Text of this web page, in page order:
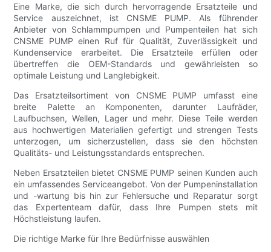
Eine Marke, die sich durch hervorragende Ersatzteile und
Service auszeichnet, ist CNSME PUMP. Als führender
Anbieter von Schlammpumpen und Pumpenteilen hat sich
CNSME PUMP einen Ruf für Qualität, Zuverlässigkeit und
Kundenservice erarbeitet. Die Ersatzteile erfüllen oder
übertreffen die OEM-Standards und gewährleisten so
optimale Leistung und Langlebigkeit.
Das Ersatzteilsortiment von CNSME PUMP umfasst eine
breite Palette an Komponenten, darunter Laufräder,
Laufbuchsen, Wellen, Lager und mehr. Diese Teile werden
aus hochwertigen Materialien gefertigt und strengen Tests
unterzogen, um sicherzustellen, dass sie den höchsten
Qualitäts- und Leistungsstandards entsprechen.
Neben Ersatzteilen bietet CNSME PUMP seinen Kunden auch
ein umfassendes Serviceangebot. Von der Pumpeninstallation
und -wartung bis hin zur Fehlersuche und Reparatur sorgt
das Expertenteam dafür, dass Ihre Pumpen stets mit
Höchstleistung laufen.
Die richtige Marke für Ihre Bedürfnisse auswählen